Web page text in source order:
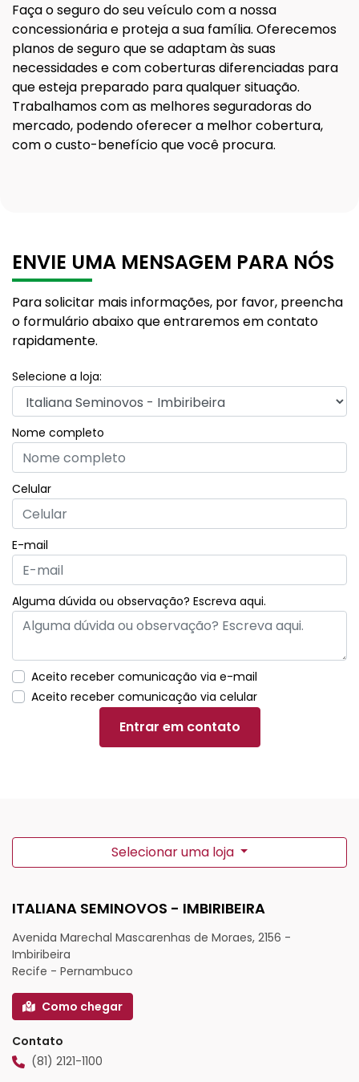
Faça o seguro do seu veículo com a nossa
concessionária e proteja a sua família. Oferecemos
planos de seguro que se adaptam às suas
necessidades e com coberturas diferenciadas para
que esteja preparado para qualquer situação.
Trabalhamos com as melhores seguradoras do
mercado, podendo oferecer a melhor cobertura,
com o custo-benefício que você procura.
ENVIE UMA MENSAGEM PARA NÓS
Para solicitar mais informações, por favor, preencha
o formulário abaixo que entraremos em contato
rapidamente.
Selecione a loja:
Nome completo
Celular
E-mail
Alguma dúvida ou observação? Escreva aqui.
Aceito receber comunicação via e-mail
Aceito receber comunicação via celular
Entrar em contato
Selecionar uma loja
ITALIANA SEMINOVOS - IMBIRIBEIRA
Avenida Marechal Mascarenhas de Moraes, 2156 -
Imbiribeira
Recife - Pernambuco
Como chegar
Contato
(81) 2121-1100